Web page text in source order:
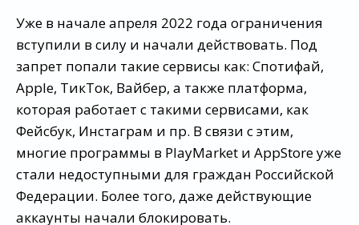
Уже в начале апреля 2022 года ограничения
вступили в силу и начали действовать. Под
запрет попали такие сервисы как: Спотифай,
Apple, ТикТок, Вайбер, а также платформа,
которая работает с такими сервисами, как
Фейсбук, Инстаграм и пр. В связи с этим,
многие программы в PlayMarket и AppStore уже
стали недоступными для граждан Российской
Федерации. Более того, даже действующие
аккаунты начали блокировать.